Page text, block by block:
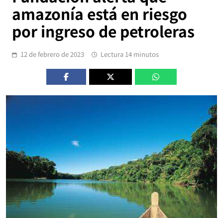
amazonía está en riesgo
por ingreso de petroleras
12 de febrero de 2023 Lectura 14 minutos